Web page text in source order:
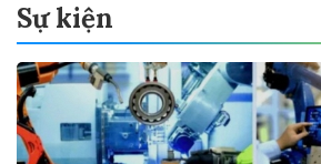
Sự kiện